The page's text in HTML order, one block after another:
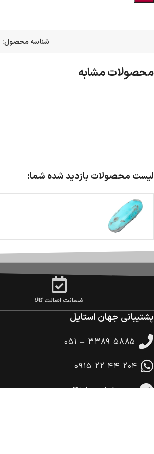
شناسه محصول:
محصولات مشابه
لیست محصولات بازدید شده شما:
ضمانت اصالت کالا
پشتیبانی جهان استایل
۰۵۱ – ۳۳۸۹ ۵۸۸۵
۰۹۱۵ ۲۲ ۴۴ ۲۰۴
@jahanstylecom